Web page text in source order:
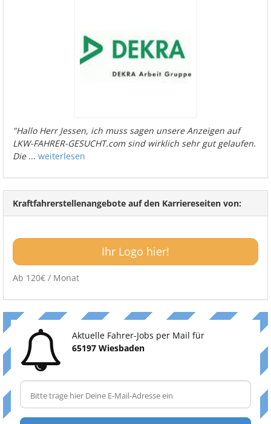
"Hallo Herr Jessen, ich muss sagen unsere Anzeigen auf
LKW-FAHRER-GESUCHT.com sind wirklich sehr gut gelaufen.
Die... weiterlesen
Kraftfahrerstellenangebote auf den Karriereseiten von:
Ihr Logo hier!
Ab 120€ / Monat
Aktuelle Fahrer-Jobs per Mail für
65197 Wiesbaden